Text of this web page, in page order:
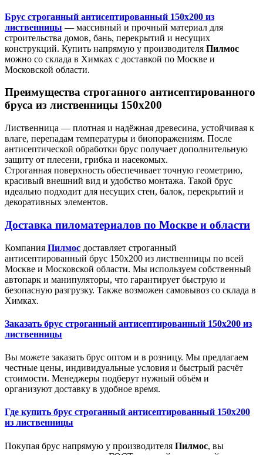
Брус строганный антисептированный 150х200 из
лиственницы — массивный и прочный материал для
строительства домов, бань, перекрытий и несущих
конструкций. Купить напрямую у производителя Пилмос
можно со склада в Химках с доставкой по Москве и
Московской области.
Преимущества строганного антисептированного
бруса из лиственницы 150х200
Лиственница — плотная и надёжная древесина, устойчивая к
влаге, перепадам температуры и биопоражениям. После
антисептической обработки брус получает дополнительную
защиту от плесени, грибка и насекомых.
Строганная поверхность обеспечивает точную геометрию,
красивый внешний вид и удобство монтажа. Такой брус
идеально подходит для несущих стен, балок, перекрытий и
декоративных элементов.
Доставка пиломатериалов по Москве и области
Компания Пилмос доставляет строганный
антисептированный брус 150х200 из лиственницы по всей
Москве и Московской области. Мы используем собственный
автопарк и манипуляторы, что гарантирует быструю и
безопасную разгрузку. Также возможен самовывоз со склада в
Химках.
Заказать брус строганный антисептированный 150х200 из
лиственницы
Вы можете заказать брус оптом и в розницу. Мы предлагаем
честные цены, индивидуальные условия и быстрый расчёт
стоимости. Менеджеры подберут нужный объём и
организуют доставку в удобное время.
Где купить брус строганный антисептированный 150х200
из лиственницы
Покупая брус напрямую у производителя Пилмос, вы